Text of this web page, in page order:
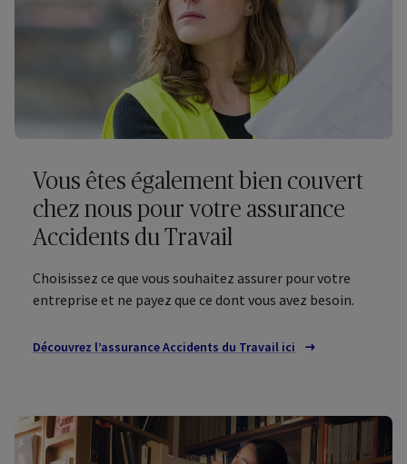
Vous êtes également bien couvert
chez nous pour votre assurance
Accidents du Travail
Choisissez ce que vous souhaitez assurer pour votre
entreprise et ne payez que ce dont vous avez besoin.
Découvrez l’assurance Accidents du Travail ici